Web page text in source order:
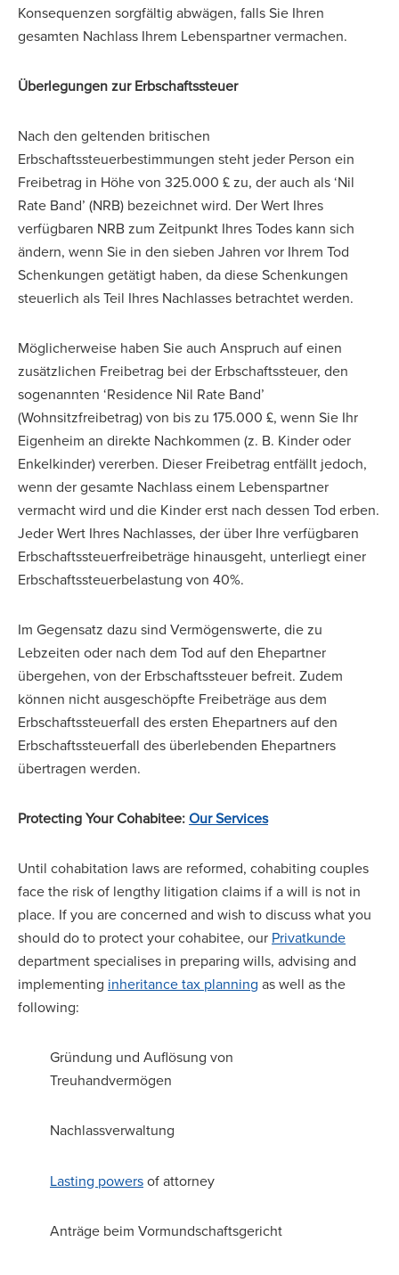
Konsequenzen sorgfältig abwägen, falls Sie Ihren
gesamten Nachlass Ihrem Lebenspartner vermachen.
Überlegungen zur Erbschaftssteuer
Nach den geltenden britischen
Erbschaftssteuerbestimmungen steht jeder Person ein
Freibetrag in Höhe von 325.000 £ zu, der auch als ‘Nil
Rate Band’ (NRB) bezeichnet wird. Der Wert Ihres
verfügbaren NRB zum Zeitpunkt Ihres Todes kann sich
ändern, wenn Sie in den sieben Jahren vor Ihrem Tod
Schenkungen getätigt haben, da diese Schenkungen
steuerlich als Teil Ihres Nachlasses betrachtet werden.
Möglicherweise haben Sie auch Anspruch auf einen
zusätzlichen Freibetrag bei der Erbschaftssteuer, den
sogenannten ‘Residence Nil Rate Band’
(Wohnsitzfreibetrag) von bis zu 175.000 £, wenn Sie Ihr
Eigenheim an direkte Nachkommen (z. B. Kinder oder
Enkelkinder) vererben. Dieser Freibetrag entfällt jedoch,
wenn der gesamte Nachlass einem Lebenspartner
vermacht wird und die Kinder erst nach dessen Tod erben.
Jeder Wert Ihres Nachlasses, der über Ihre verfügbaren
Erbschaftssteuerfreibeträge hinausgeht, unterliegt einer
Erbschaftssteuerbelastung von 40%.
Im Gegensatz dazu sind Vermögenswerte, die zu
Lebzeiten oder nach dem Tod auf den Ehepartner
übergehen, von der Erbschaftssteuer befreit. Zudem
können nicht ausgeschöpfte Freibeträge aus dem
Erbschaftssteuerfall des ersten Ehepartners auf den
Erbschaftssteuerfall des überlebenden Ehepartners
übertragen werden.
Protecting Your Cohabitee:Our Services
Until cohabitation laws are reformed, cohabiting couples
face the risk of lengthy litigation claims if a will is not in
place. If you are concerned and wish to discuss what you
should do to protect your cohabitee, our Privatkunde
department specialises in preparing wills, advising and
implementing inheritance tax planning as well as the
following:
Gründung und Auflösung von
Treuhandvermögen
Nachlassverwaltung
Lasting powersof attorney
Anträge beim Vormundschaftsgericht